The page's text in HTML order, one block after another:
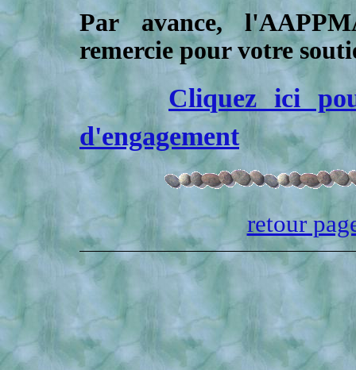
Par avance,
remercie pour votre
Cliquez ici
d'engagement
retour